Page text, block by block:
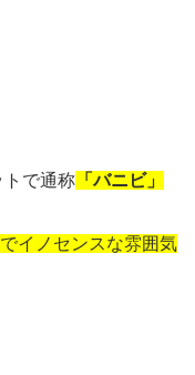
トで通称 「バニビ」
イノセンスな雰囲気